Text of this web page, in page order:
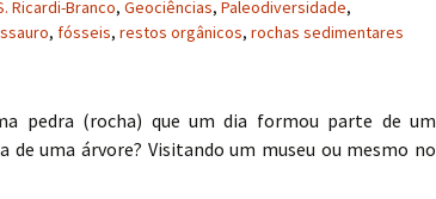
Ricardi-Branco, Geociências, Paleodiversidade,
, fósseis, restos orgânicos, rochas sedimentares
pedra (rocha) que um dia formou parte de um
de uma árvore? Visitando um museu ou mesmo no